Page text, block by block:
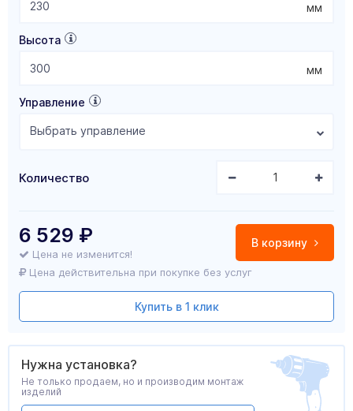
мм
Высота
мм
Управление
Выбрать управление
Количество
В корзину
6 529 ₽
Цена не изменится!
Цена действительна при покупке без услуг
Купить в 1 клик
Нужна установка?
Не только продаем, но и производим монтаж
изделий